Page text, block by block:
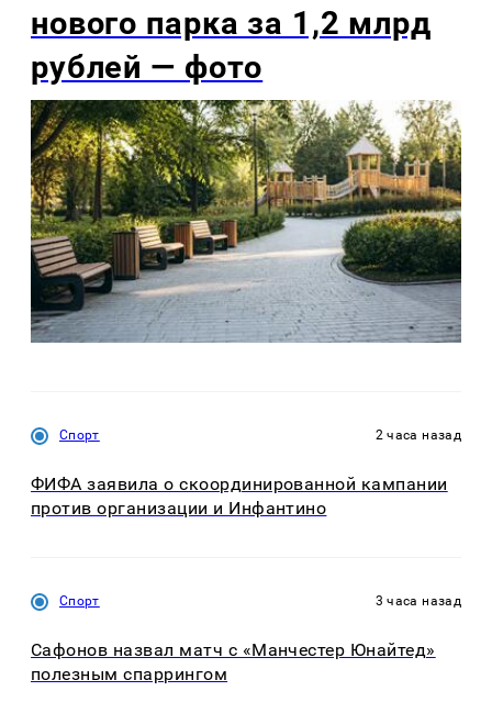
нового парка за 1,2 млрд
рублей — фото
Спорт 2 часа назад
ФИФА заявила о скоординированной кампании
против организации и Инфантино
Спорт 3 часа назад
Сафонов назвал матч с «Манчестер Юнайтед»
полезным спаррингом